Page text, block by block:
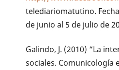
telediariomatutino.
de junio al 5 de julio de
Galindo, J. (2010) “La
sociales. Comunicología